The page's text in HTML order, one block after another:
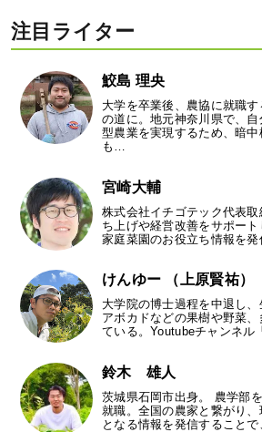
注目ライター
鮫島 理央
大学を卒業後、農協に就職
の道に。地元神奈川県で、
型農業を実現するため、暗中
も…
宮崎大輔
株式会社イチゴテック代表
ち上げや経営改善をサポー
家庭菜園のお役立ち情報を
けんゆー （上原賢祐）
大学院の博士過程を中退し
アボカドなどの果樹や野菜
ている。Youtubeチャンネ
鈴木 雄人
茨城県石岡市出身。 農学部
就職。全国の農家と繋がり
となる情報を発信すること